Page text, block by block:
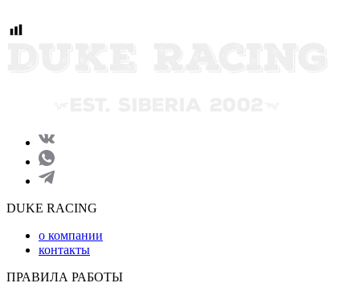
DUKE RACING
о компании
контакты
ПРАВИЛА РАБОТЫ